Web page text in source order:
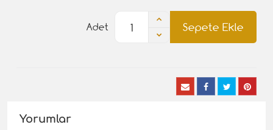
Sepete Ekle
Adet
Yorumlar